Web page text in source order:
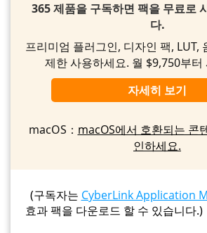
365 제품을 구독하면 팩을 무료로
다.
프리미엄 플러그인, 디자인 팩, LUT,
제한 사용하세요. 월 $9,750부터
자세히 보기
macOS： macOS에서 호환되는 콘
인하세요.
(구독자는 CyberLink Application
효과 팩을 다운로드 할 수 있습니다.)